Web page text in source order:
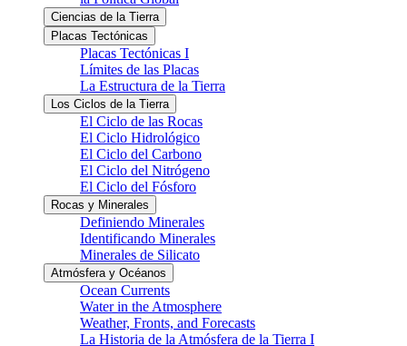
Ciencias de la Tierra
Placas Tectónicas
Placas Tectónicas I
Límites de las Placas
La Estructura de la Tierra
Los Ciclos de la Tierra
El Ciclo de las Rocas
El Ciclo Hidrológico
El Ciclo del Carbono
El Ciclo del Nitrógeno
El Ciclo del Fósforo
Rocas y Minerales
Definiendo Minerales
Identificando Minerales
Minerales de Silicato
Atmósfera y Océanos
Ocean Currents
Water in the Atmosphere
Weather, Fronts, and Forecasts
La Historia de la Atmósfera de la Tierra I